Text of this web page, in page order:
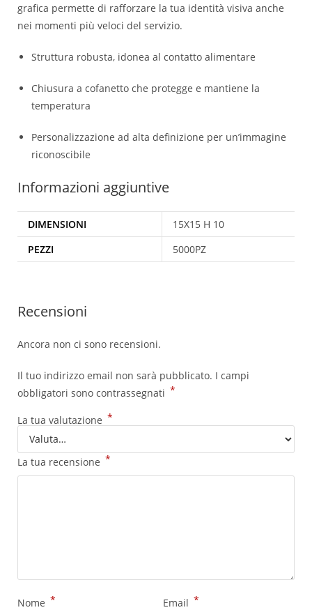
grafica permette di rafforzare la tua identità visiva anche
nei momenti più veloci del servizio.
Struttura robusta, idonea al contatto alimentare
Chiusura a cofanetto che protegge e mantiene la
temperatura
Personalizzazione ad alta definizione per un’immagine
riconoscibile
Informazioni aggiuntive
DIMENSIONI
15X15 H 10
PEZZI
5000PZ
Recensioni
Ancora non ci sono recensioni.
Il tuo indirizzo email non sarà pubblicato. I campi
obbligatori sono contrassegnati *
La tua valutazione *
La tua recensione *
Nome * Email *